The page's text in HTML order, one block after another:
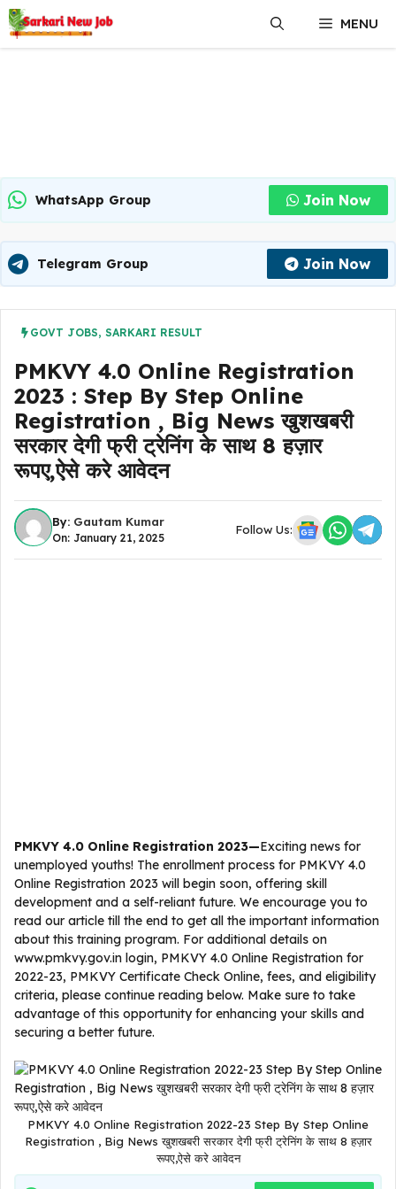
Skip
to
content
MENU
WhatsApp Group Join Now
Telegram Group Join Now
GOVT JOBS, SARKARI RESULT
PMKVY 4.0 Online Registration
2023 : Step By Step Online
Registration , Big News खुशखबरी
सरकार देगी फ्री ट्रेनिंग के साथ 8 हज़ार
रूपए,ऐसे करे आवेदन
By: Gautam Kumar
On: January 21, 2025
Follow Us:
PMKVY 4.0 Online Registration 2023—Exciting news for
unemployed youths! The enrollment process for PMKVY 4.0
Online Registration 2023 will begin soon, offering skill
development and a self-reliant future. We encourage you to
read our article till the end to get all the important information
about this training program. For additional details on
www.pmkvy.gov.in login, PMKVY 4.0 Online Registration for
2022-23, PMKVY Certificate Check Online, fees, and eligibility
criteria, please continue reading below. Make sure to take
advantage of this opportunity for enhancing your skills and
securing a better future.
PMKVY 4.0 Online Registration 2022-23 Step By Step Online
Registration , Big News खुशखबरी सरकार देगी फ्री ट्रेनिंग के साथ 8 हज़ार
रूपए,ऐसे करे आवेदन